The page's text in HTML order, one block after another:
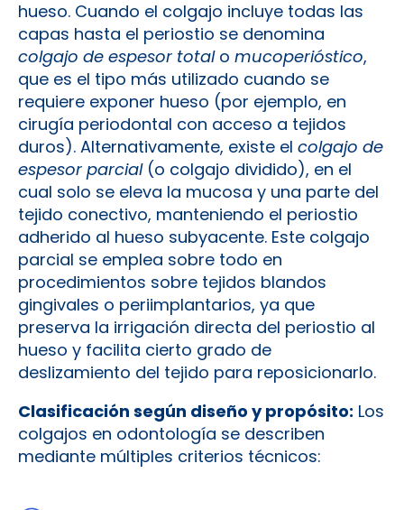
hueso. Cuando el colgajo incluye todas las
capas hasta el periostio se denomina
colgajo de espesor totalo mucoperióstico,
que es el tipo más utilizado cuando se
requiere exponer hueso (por ejemplo, en
cirugía periodontal con acceso a tejidos
duros)​. Alternativamente, existe el colgajo de
espesor parcial(o colgajo dividido), en el
cual solo se eleva la mucosa y una parte del
tejido conectivo, manteniendo el periostio
adherido al hueso subyacente​. Este colgajo
parcial se emplea sobre todo en
procedimientos sobre tejidos blandos
gingivales o periimplantarios, ya que
preserva la irrigación directa del periostio al
hueso y facilita cierto grado de
deslizamiento del tejido para reposicionarlo.
Clasificación según diseño y propósito: Los
colgajos en odontología se describen
mediante múltiples criterios técnicos: